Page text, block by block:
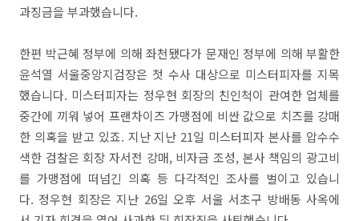
과징금을 부과했습니다.
한편 박근혜 정부에 의해 좌천됐다가 문재인 정부에 의해 부활한
윤석열 서울중앙지검장은 첫 수사 대상으로 미스터피자를 지목
했습니다. 미스터피자는 정우현 회장의 친인척이 관여한 업체를
중간에 끼워 넣어 프랜차이즈 가맹점에 비싼 값으로 치즈를 강매
한 의혹을 받고 있죠. 지난 지난 21일 미스터피자 본사를 압수수
색한 검찰은 회장 자서전 강매, 비자금 조성, 본사 책임의 광고비
를 가맹점에 떠넘긴 의혹 등 다각적인 조사를 벌이고 있습니
다. 정우현 회장은 지난 26일 오후 서울 서초구 방배동 사옥에